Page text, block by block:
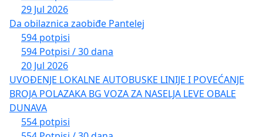
29 Jul 2026
Da obilaznica zaobiđe Pantelej
594 potpisi
594 Potpisi / 30 dana
20 Jul 2026
UVOĐENJE LOKALNE AUTOBUSKE LINIJE I POVEĆANJE
BROJA POLAZAKA BG VOZA ZA NASELJA LEVE OBALE
DUNAVA
554 potpisi